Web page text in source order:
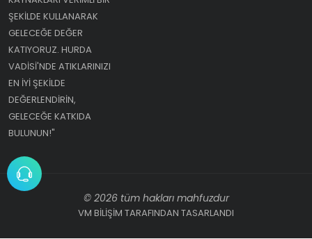
ŞEKILDE KULLANARAK
GELECEĞE DEĞER
KATIYORUZ. HURDA
VADISI'NDE ATIKLARINIZI
EN IYI ŞEKILDE
DEĞERLENDIRIN,
GELECEĞE KATKIDA
BULUNUN!"
© 2026 tüm hakları mahfuzdur
VM BİLİŞİM TARAFINDAN TASARLANDI